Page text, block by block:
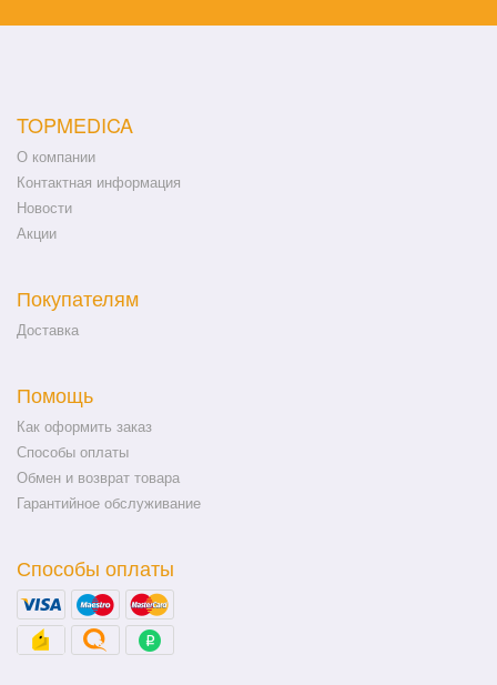
TOPMEDICA
О компании
Контактная информация
Новости
Акции
Покупателям
Доставка
Помощь
Как оформить заказ
Способы оплаты
Обмен и возврат товара
Гарантийное обслуживание
Способы оплаты